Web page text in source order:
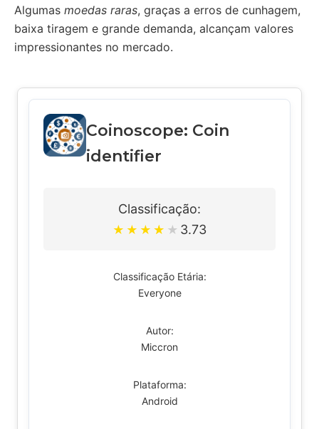
Algumas moedas raras, graças a erros de cunhagem,
baixa tiragem e grande demanda, alcançam valores
impressionantes no mercado.
Coinoscope: Coin
identifier
Classificação:
★ ★ ★ ★ ★ 3.73
Classificação Etária:
Everyone
Autor:
Miccron
Plataforma:
Android